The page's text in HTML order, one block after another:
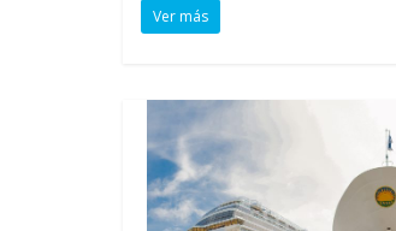
Ver más